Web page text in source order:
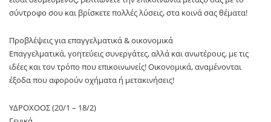
σύντροφο σου και βρίσκετε πολλές λύσεις, στα κοινά σας θέματα!
Προβλέψεις για επαγγελματικά & οικονομικά
Επαγγελματικά, γοητεύεις συνεργάτες, αλλά και ανωτέρους, με τις
ιδέες και τον τρόπο που επικοινωνείς! Οικονομικά, αναμένονται
έξοδα που αφορούν οχήματα ή μετακινήσεις!
ΥΔΡΟΧΟΟΣ (20/1 – 18/2)